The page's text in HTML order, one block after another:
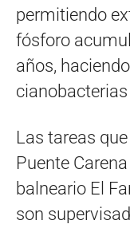
permitiendo
fósforo
años,
Las tareas
Puente
balneario El
son